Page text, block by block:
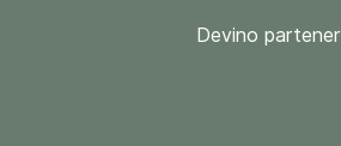
Devino partener